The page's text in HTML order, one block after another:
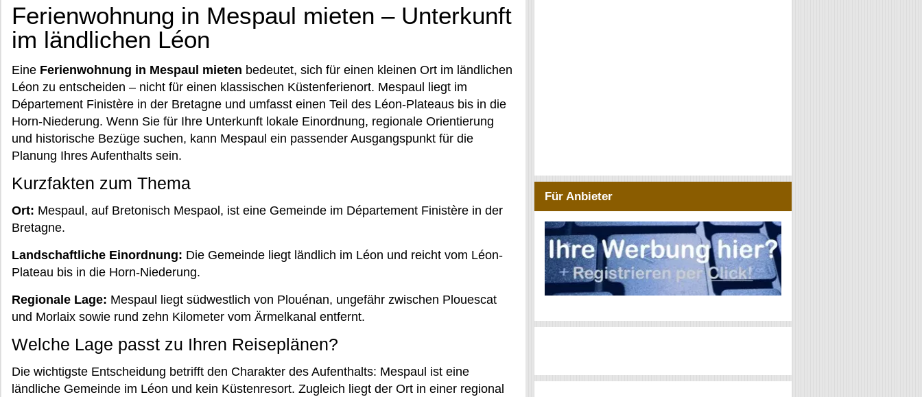
Ferienwohnung in Mespaul mieten – Unterkunft
im ländlichen Léon
Eine Ferienwohnung in Mespaul mieten bedeutet, sich für einen kleinen Ort im ländlichen
Léon zu entscheiden – nicht für einen klassischen Küstenferienort. Mespaul liegt im
Département Finistère in der Bretagne und umfasst einen Teil des Léon-Plateaus bis in die
Horn-Niederung. Wenn Sie für Ihre Unterkunft lokale Einordnung, regionale Orientierung
und historische Bezüge suchen, kann Mespaul ein passender Ausgangspunkt für die
Planung Ihres Aufenthalts sein.
Kurzfakten zum Thema
Ort: Mespaul, auf Bretonisch Mespaol, ist eine Gemeinde im Département Finistère in der
Bretagne.
Landschaftliche Einordnung: Die Gemeinde liegt ländlich im Léon und reicht vom Léon-
Plateau bis in die Horn-Niederung.
Regionale Lage: Mespaul liegt südwestlich von Plouénan, ungefähr zwischen Plouescat
und Morlaix sowie rund zehn Kilometer vom Ärmelkanal entfernt.
Welche Lage passt zu Ihren Reiseplänen?
Die wichtigste Entscheidung betrifft den Charakter des Aufenthalts: Mespaul ist eine
ländliche Gemeinde im Léon und kein Küstenresort. Zugleich liegt der Ort in einer regional
Für Anbieter